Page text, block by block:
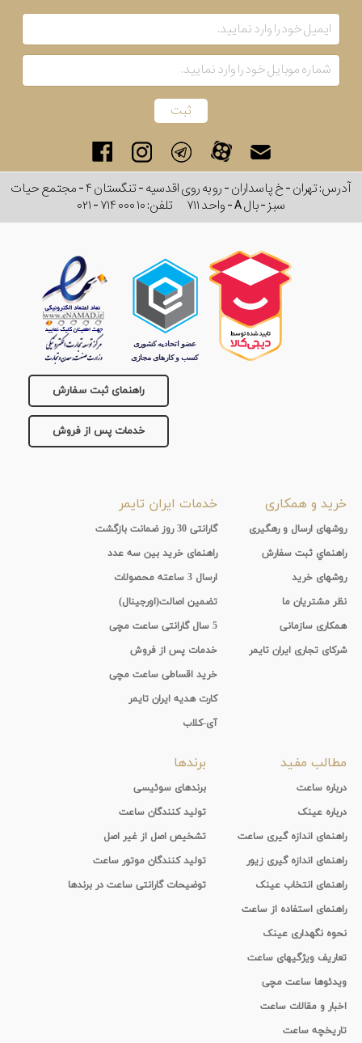
آدرس: تهران - خ پاسداران - رو به روی اقدسیه - تنگستان ۴ - مجتمع حیات
سبز - بال A - واحد ۷۱۱
تلفن:۰۲۱ - ۷۱۴ ۰۰۰ ۱۰
راهنمای ثبت سفارش
خدمات پس از فروش
خرید و همکاری
روشهای ارسال و رهگیری
راهنماي ثبت سفارش
روشهای خرید
نظر مشتریان ما
همکاری سازمانی
شرکای تجاری ایران تایمر
خدمات ایران تایمر
گارانتی 30 روز ضمانت بازگشت
راهنمای خرید بین سه عدد
ارسال 3 ساعته محصولات
تضمین اصالت(اورجینال)
5 سال گارانتی ساعت مچی
خدمات پس از فروش
خرید اقساطی ساعت مچی
کارت هدیه ایران تایمر
آی-کلاب
مطالب مفید
درباره ساعت
درباره عینک
راهنمای اندازه گیری ساعت
راهنمای اندازه گیری زیور
راهنمای انتخاب عینک
راهنمای استفاده از ساعت
نحوه نگهداری عینک
تعاریف ویژگیهای ساعت
ویدئوها ساعت مچی
اخبار و مقالات ساعت
تاریخچه ساعت
برندها
برندهای سوئیسی
تولید کنندگان ساعت
تشخیص اصل از غیر اصل
تولید کنندگان موتور ساعت
توضیحات گارانتی ساعت در برندها